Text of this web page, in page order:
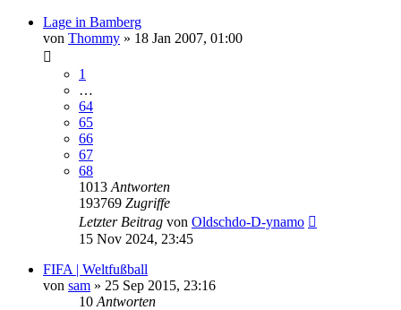
Lage in Bamberg
von Thommy » 18 Jan 2007, 01:00
1
…
64
65
66
67
68
1013 Antworten
193769 Zugriffe
Letzter Beitrag von Oldschdo-D-ynamo
15 Nov 2024, 23:45
FIFA | Weltfußball
von sam » 25 Sep 2015, 23:16
10 Antworten